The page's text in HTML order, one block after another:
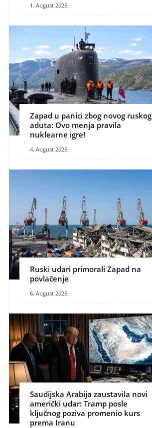
1. August 2026.
Zapad u panici zbog novog ruskog
aduta: Ovo menja pravila
nuklearne igre!
4. August 2026.
Ruski udari primorali Zapad na
povlačenje
6. August 2026.
Saudijska Arabija zaustavila novi
američki udar: Tramp posle
ključnog poziva promenio kurs
prema Iranu